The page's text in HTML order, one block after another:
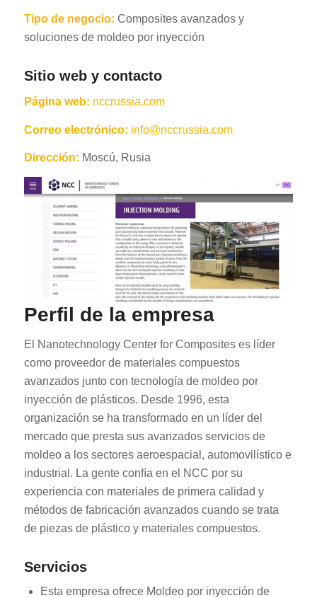
Tipo de negocio: Composites avanzados y
soluciones de moldeo por inyección
Sitio web y contacto
Página web: nccrussia.com
Correo electrónico: info@nccrussia.com
Dirección: Moscú, Rusia
Perfil de la empresa
El Nanotechnology Center for Composites es líder
como proveedor de materiales compuestos
avanzados junto con tecnología de moldeo por
inyección de plásticos. Desde 1996, esta
organización se ha transformado en un líder del
mercado que presta sus avanzados servicios de
moldeo a los sectores aeroespacial, automovilístico e
industrial. La gente confía en el NCC por su
experiencia con materiales de primera calidad y
métodos de fabricación avanzados cuando se trata
de piezas de plástico y materiales compuestos.
Servicios
Esta empresa ofrece Moldeo por inyección de